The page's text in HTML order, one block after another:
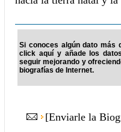
Si conoces algún dato más
click aquí y añade los
seguir mejorando y
biografías de Internet.
[Enviarle la